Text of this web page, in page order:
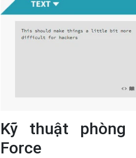
Kỹ thuật
Force